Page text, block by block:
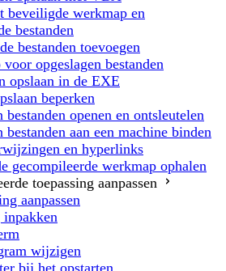
beveiligde werkmap en
bestanden
bestanden toevoegen
opgeslagen bestanden
opslaan in de EXE
beperken
bestanden openen en ontsleutelen
bestanden aan een machine binden
en hyperlinks
gecompileerde werkmap ophalen
toepassing aanpassen
aanpassen
inpakken
wijzigen
bij het opstarten